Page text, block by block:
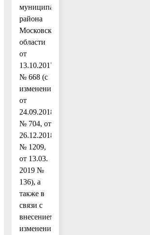
муниципального
района
Московской
области
от
13.10.2017
№ 668 (с
изменениями
от
24.09.2018
№ 704, от
26.12.2018
№ 1209,
от 13.03.
2019 №
136), а
также в
связи с
внесением
изменений